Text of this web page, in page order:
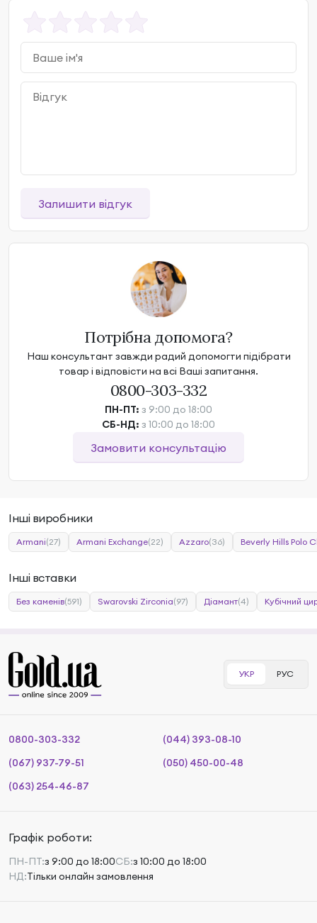
Залишити відгук
Потрібна допомога?
Наш консультант завжди радий допомогти підібрати
товар і відповісти на всі Ваші запитання.
0800-303-332
ПН-ПТ: з 9:00 до 18:00
СБ-НД: з 10:00 до 18:00
Замовити консультацію
Інші виробники
Armani(27) Armani Exchange(22) Azzaro(36) Beverly Hills Polo
Інші вставки
Без каменів(591) Swarovski Zirconia(97) Діамант(4) Кубічний
УКР РУС
0800-303-332
(044) 393-08-10
(067) 937-79-51
(050) 450-00-48
(063) 254-46-87
Графік роботи:
ПН-ПТ:з 9:00 до 18:00СБ:з 10:00 до 18:00
НД:Тільки онлайн замовлення